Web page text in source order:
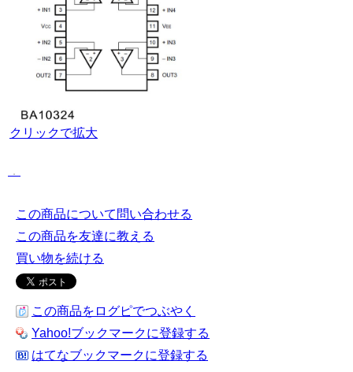
クリックで拡大
．
この商品について問い合わせる
この商品を友達に教える
買い物を続ける
この商品をログピでつぶやく
Yahoo!ブックマークに登録する
はてなブックマークに登録する